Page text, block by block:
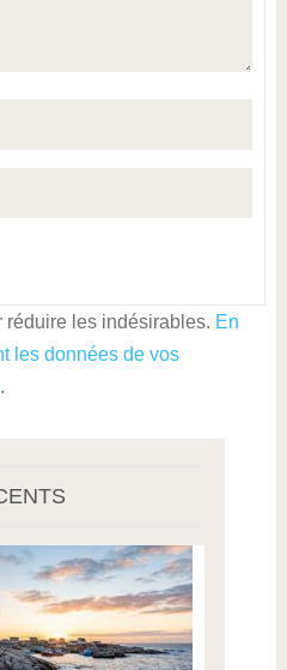
réduire les indésirables. En
les données de vos
.